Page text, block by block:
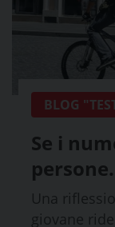
BLOG
Se i
Una
giovane